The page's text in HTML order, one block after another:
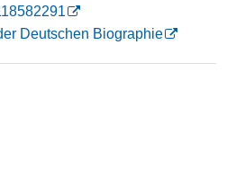
Deutschen Biographie